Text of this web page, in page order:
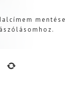
mentése